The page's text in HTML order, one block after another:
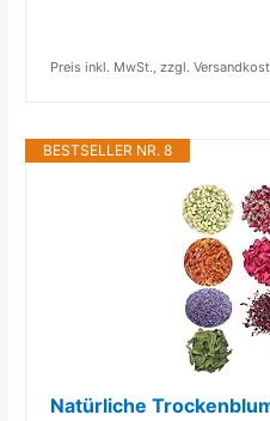
Preis inkl. MwSt., zzgl.
BESTSELLER NR. 8
Natürliche